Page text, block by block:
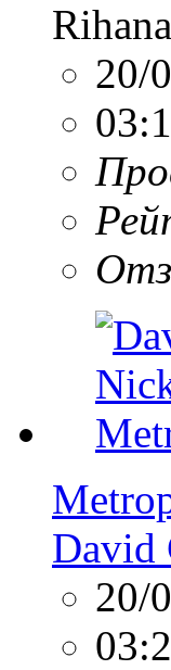
20/
David
20/